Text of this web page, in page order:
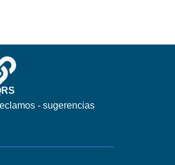
- sugerencias